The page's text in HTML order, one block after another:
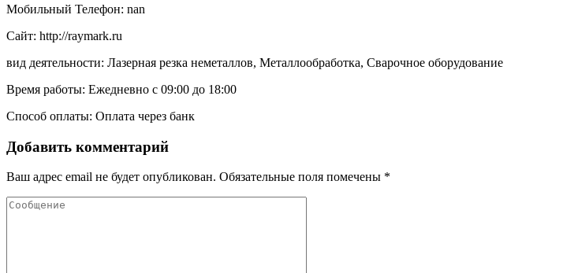
Мобильный Телефон: nan
Сайт: http://raymark.ru
вид деятельности: Лазерная резка неметаллов, Металлообработка, Сварочное оборудование
Время работы: Ежедневно с 09:00 до 18:00
Способ оплаты: Оплата через банк
Добавить комментарий
Ваш адрес email не будет опубликован. Обязательные поля помечены *